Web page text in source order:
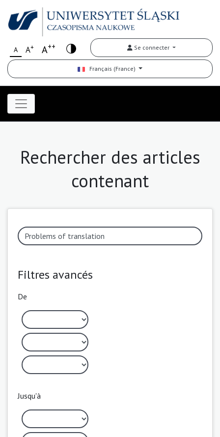
A A+ A++ Se connecter
Français (France)
Rechercher des articles
contenant
Filtres avancés
De
Jusqu'à